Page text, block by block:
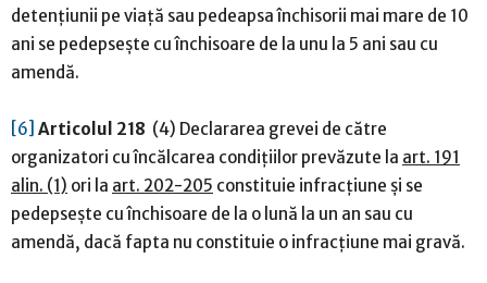
detențiunii pe viață sau pedeapsa închisorii mai mare de 10
ani se pedepsește cu închisoare de la unu la 5 ani sau cu
amendă.
[6] Articolul 218 (4) Declararea grevei de către
organizatori cu încălcarea condițiilor prevăzute la art. 191
alin. (1) ori la art. 202-205 constituie infracțiune și se
pedepsește cu închisoare de la o lună la un an sau cu
amendă, dacă fapta nu constituie o infracțiune mai gravă.